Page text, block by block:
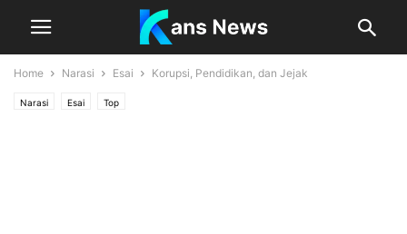
Home Narasi Esai Korupsi, Pendidikan, dan Jejak
Narasi Esai Top